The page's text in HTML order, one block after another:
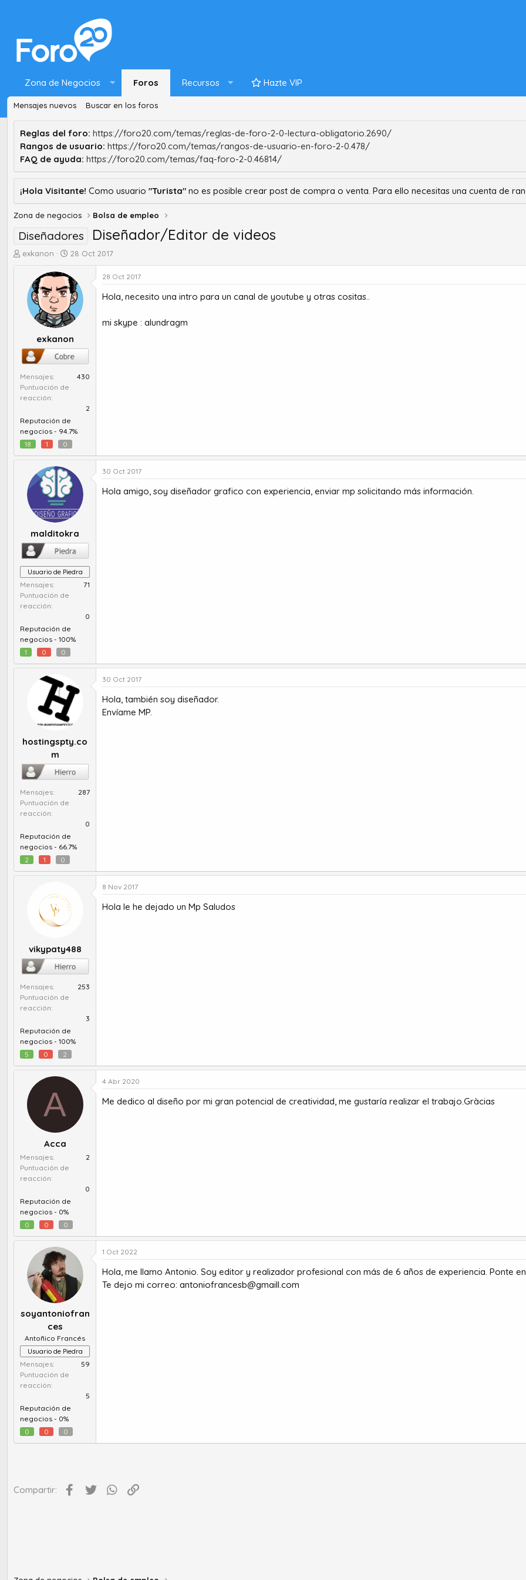
Zona de Negocios Foros Recursos Hazte VIP
Mensajes nuevos Buscar en los foros
Reglas del foro: https://foro20.com/temas/reglas-de-foro-2-0-lectura-obligatorio.2690/
Rangos de usuario: https://foro20.com/temas/rangos-de-usuario-en-foro-2-0.478/
FAQ de ayuda: https://foro20.com/temas/faq-foro-2-0.46814/
¡Hola Visitante! Como usuario "Turista" no es posible crear post de compra o venta. Para ello necesitas una cuenta de
Zona de negocios Bolsa de empleo
Diseñadores Diseñador/Editor de videos
A
m
a
exkanon
F
c
h
a
d
e
n
i
c
28 Oct 2017
exkanon
Mensajes
430
Puntuación de
reacción
2
Reputación de
negocios - 94.7%
18
1 0
28 Oct 2017
Hola, necesito una intro para un canal de youtube y otras cositas..
mi skype : alundragm
malditokra
Usuario de Piedra
Mensajes
71
Puntuación de
reacción
0
Reputación de
negocios - 100%
1
0 0
30 Oct 2017
Hola amigo, soy diseñador grafico con experiencia, enviar mp solicitando más información.
hostingspty.co
m
Mensajes
287
Puntuación de
reacción
0
Reputación de
negocios - 66.7%
2
1 0
30 Oct 2017
Hola, también soy diseñador.
Envíame MP.
vikypaty488
Mensajes
253
Puntuación de
reacción
3
Reputación de
negocios - 100%
5
0 2
8 Nov 2017
Hola le he dejado un Mp Saludos
A
Acca
Mensajes
2
Puntuación de
reacción
0
Reputación de
negocios - 0%
0
0 0
4 Abr 2020
Me dedico al diseño por mi gran potencial de creatividad, me gustaría realizar el trabajo.Gràcias
soyantoniofran
ces
Antoñico Francés
Usuario de Piedra
Mensajes
59
Puntuación de
reacción
5
Reputación de
negocios - 0%
0
0 0
1 Oct 2022
Hola, me llamo Antonio. Soy editor y realizador profesional con más de 6 años de experiencia. Ponte
Te dejo mi correo: antoniofrancesb@gmaill.com
Compartir: Facebook
Twitter WhatsApp